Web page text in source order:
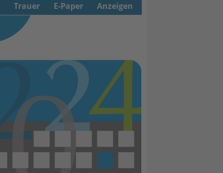
Trauer E-Paper Anzeigen